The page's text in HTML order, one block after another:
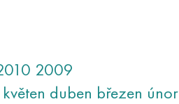
2009
květen duben březen únor